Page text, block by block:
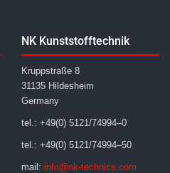
NK Kunststofftechnik
Kruppstraße 8
31135 Hildesheim
Germany
tel.: +49(0) 5121/74994–0
tel.: +49(0) 5121/74994–50
mail: info@nk-technics.com